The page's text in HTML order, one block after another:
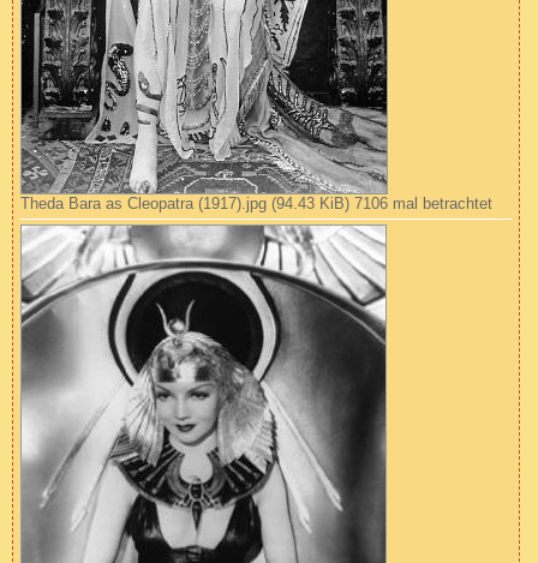
Theda Bara as Cleopatra (1917).jpg (94.43 KiB) 7106 mal betrachtet